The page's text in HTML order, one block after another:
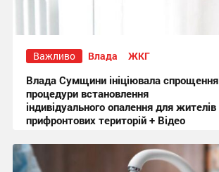
Важливо Влада ЖКГ
Влада Сумщини ініціювала спрощення
процедури встановлення
індивідуального опалення для жителів
прифронтових територій + Відео
18:09, 3.08.2026